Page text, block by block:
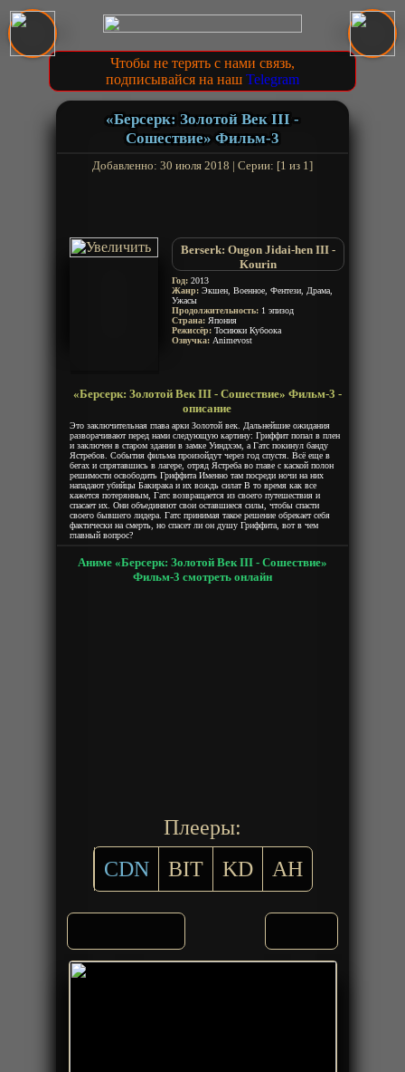
Чтобы не терять с нами связь,
подписывайся на наш Telegram
«Берсерк: Золотой Век III -
Сошествие» Фильм-3
Добавленно: 30 июля 2018 | Серии: [1 из 1]
Berserk: Ougon Jidai-hen III -
Kourin
Berserk Golden Age Arc III:
Descent
Год: 2013
Жанр: Экшен, Военное, Фентези, Драма,
Ужасы
Продолжительность: 1 эпизод
Страна: Япония
Режиссёр: Тосиюки Кубоока
Озвучка: Animevost
«Берсерк: Золотой Век III - Сошествие» Фильм-3 -
описание
Это заключительная глава арки Золотой век. Дальнейшие ожидания
разворачивают перед нами следующую картину: Гриффит попал в плен
и заключен в старом здании в замке Уиндхэм, а Гатс покинул банду
Ястребов. События фильма произойдут через год спустя. Всё еще в
бегах и спрятавшись в лагере, отряд Ястреба во главе с каской полон
решимости освободить Гриффита Именно там посреди ночи на них
нападают убийцы Бакирака и их вождь силат В то время как все
кажется потерянным, Гатс возвращается из своего путешествия и
спасает их. Они объединяют свои оставшиеся силы, чтобы спасти
своего бывшего лидера. Гатс принимая такое решение обрекает себя
фактически на смерть, но спасет ли он душу Гриффита, вот в чем
главный вопрос?
Аниме «Берсерк: Золотой Век III - Сошествие»
Фильм-3 смотреть онлайн
Плееры:
CDN
BIT KD AH